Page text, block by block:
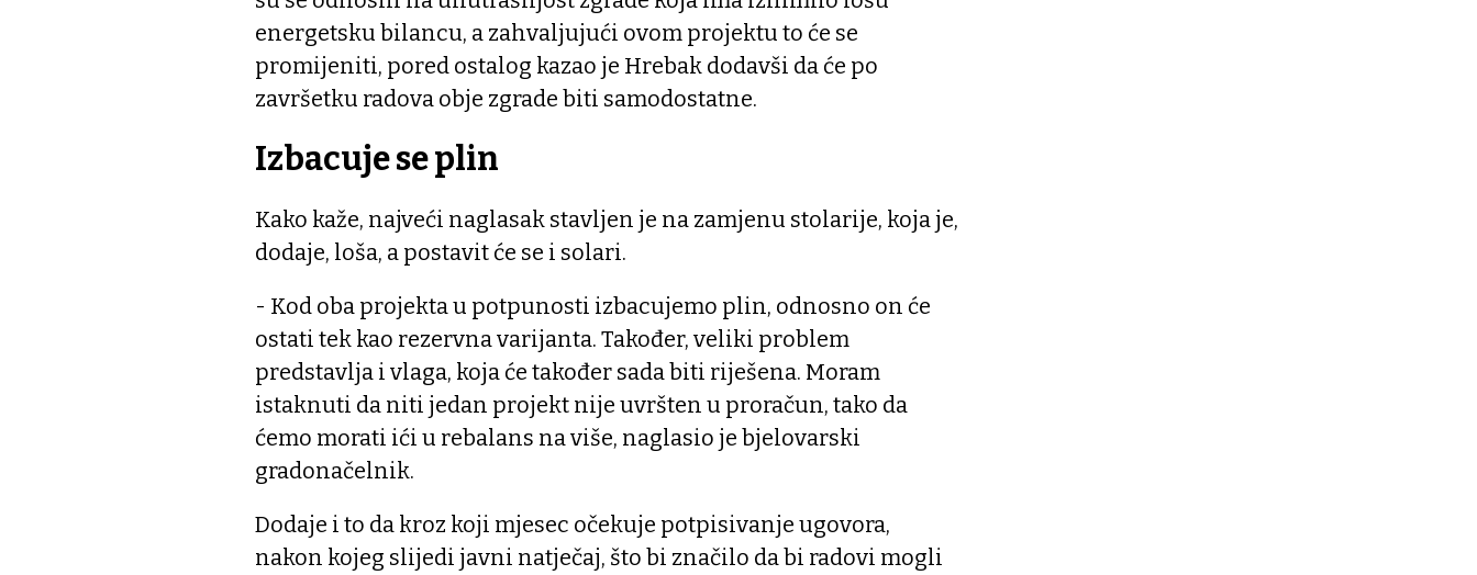
energetsku bilancu, a zahvaljujući ovom projektu to će se
promijeniti, pored ostalog kazao je Hrebak dodavši da će po
završetku radova obje zgrade biti samodostatne.
Izbacuje se plin
Kako kaže, najveći naglasak stavljen je na zamjenu stolarije, koja je,
dodaje, loša, a postavit će se i solari.
- Kod oba projekta u potpunosti izbacujemo plin, odnosno on će
ostati tek kao rezervna varijanta. Također, veliki problem
predstavlja i vlaga, koja će također sada biti riješena. Moram
istaknuti da niti jedan projekt nije uvršten u proračun, tako da
ćemo morati ići u rebalans na više, naglasio je bjelovarski
gradonačelnik.
Dodaje i to da kroz koji mjesec očekuje potpisivanje ugovora,
nakon kojeg slijedi javni natječaj, što bi značilo da bi radovi mogli